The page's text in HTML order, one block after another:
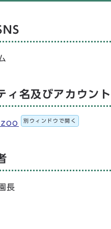
ィ名及びアカウン
別ウィンドウで開く
長